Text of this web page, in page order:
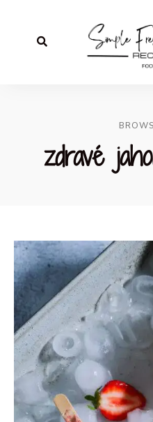
zdravé